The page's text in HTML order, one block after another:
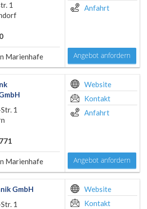
1
Marienhafe
Anfahrt
Angebot anfordern
1
Marienhafe
Website
Kontakt
Anfahrt
Angebot anfordern
GmbH
1
Website
Kontakt